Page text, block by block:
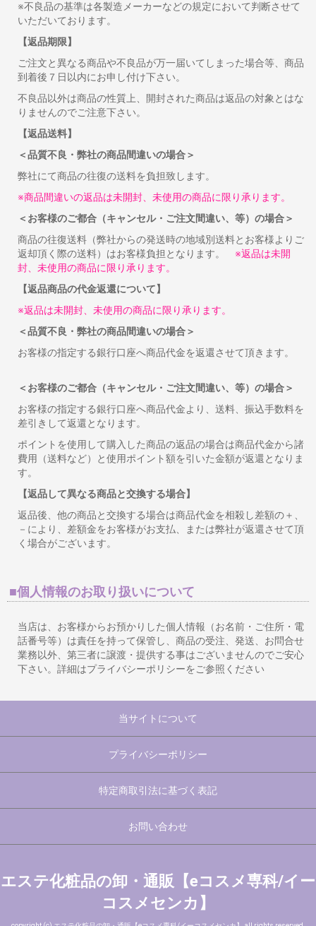
※不良品の基準は各製造メーカーなどの規定において判断させて
いただいております。
【返品期限】
ご注文と異なる商品や不良品が万一届いてしまった場合等、商品
到着後７日以内にお申し付け下さい。
不良品以外は商品の性質上、開封された商品は返品の対象とはな
りませんのでご注意下さい。
【返品送料】
＜品質不良・弊社の商品間違いの場合＞
弊社にて商品の往復の送料を負担致します。
※商品間違いの返品は未開封、未使用の商品に限り承ります。
＜お客様のご都合（キャンセル・ご注文間違い、等）の場合＞
商品の往復送料（弊社からの発送時の地域別送料とお客様よりご
返却頂く際の送料）はお客様負担となります。 ※返品は未開
封、未使用の商品に限り承ります。
【返品商品の代金返還について】
※返品は未開封、未使用の商品に限り承ります。
＜品質不良・弊社の商品間違いの場合＞
お客様の指定する銀行口座へ商品代金を返還させて頂きます。
＜お客様のご都合（キャンセル・ご注文間違い、等）の場合＞
お客様の指定する銀行口座へ商品代金より、送料、振込手数料を
差引きして返還となります。
ポイントを使用して購入した商品の返品の場合は商品代金から諸
費用（送料など）と使用ポイント額を引いた金額が返還となりま
す。
【返品して異なる商品と交換する場合】
返品後、他の商品と交換する場合は商品代金を相殺し差額の＋、
－により、差額金をお客様がお支払、または弊社が返還させて頂
く場合がございます。
■個人情報のお取り扱いについて
当店は、お客様からお預かりした個人情報（お名前・ご住所・電
話番号等）は責任を持って保管し、商品の受注、発送、お問合せ
業務以外、第三者に譲渡・提供する事はございませんのでご安心
下さい。詳細はプライバシーポリシーをご参照ください
当サイトについて
プライバシーポリシー
特定商取引法に基づく表記
お問い合わせ
エステ化粧品の卸・通販【eコスメ専科/イー
コスメセンカ】